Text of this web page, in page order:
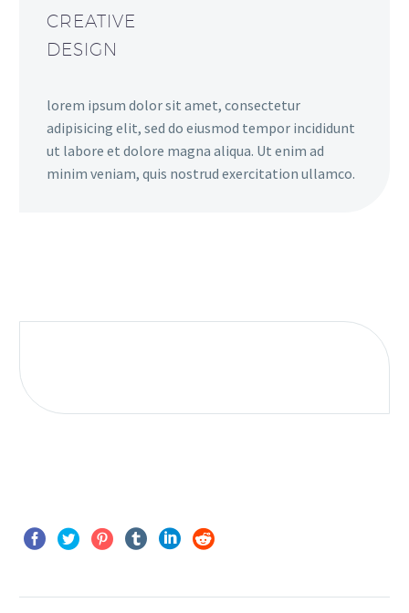
CREATIVE
DESIGN
lorem ipsum dolor sit amet, consectetur
adipisicing elit, sed do eiusmod tempor incididunt
ut labore et dolore magna aliqua. Ut enim ad
minim veniam, quis nostrud exercitation ullamco.